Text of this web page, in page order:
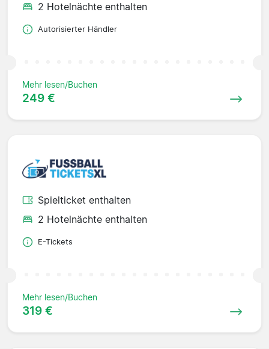
2 Hotelnächte enthalten
Autorisierter Händler
Mehr lesen/Buchen
249 €
Spielticket enthalten
2 Hotelnächte enthalten
E-Tickets
Mehr lesen/Buchen
319 €